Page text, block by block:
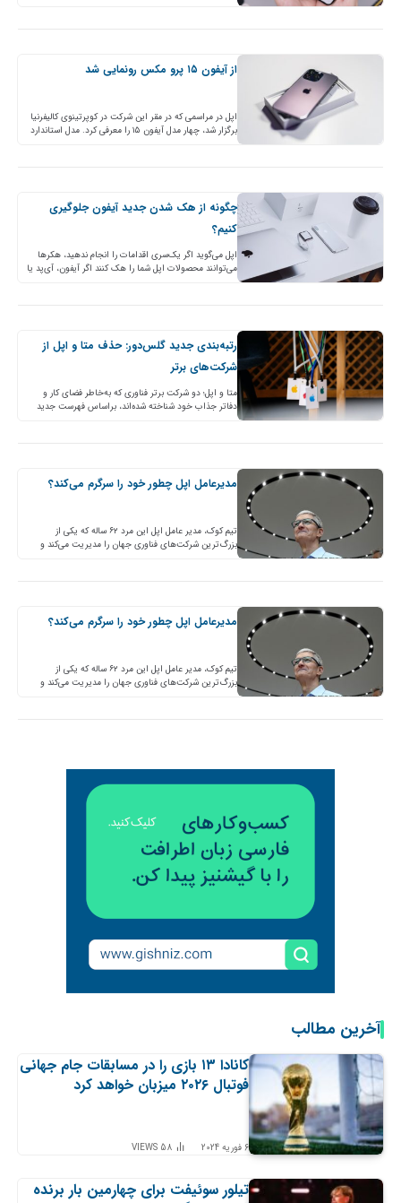
از آیفون ۱۵ پرو مکس رونمایی شد
اپل در مراسمی که در مقر این شرکت در کوپرتینوی کالیفرنیا
برگزار شد، چهار مدل آیفون ۱۵ را معرفی کرد. مدل استاندارد
چگونه از هک شدن جدید آیفون جلوگیری
کنیم؟
اپل می‌گوید اگر یک‌سری اقدامات را انجام ندهید، هکرها
می‌توانند محصولات اپل شما را هک کنند اگر آیفون، آی‌پد یا
رتبه‌بندی جدید گلس‌دور: حذف متا و اپل از
شرکت‌های برتر
متا و اپل؛ دو شرکت برتر فناوری که به‌خاطر فضای کار و
دفاتر جذاب خود شناخته شده‌اند، براساس فهرست جدید
مدیرعامل اپل چطور خود را سرگرم می‌کند؟
تیم کوک، مدیر عامل اپل این مرد ۶۲ ساله که یکی از
بزرگ‌ترین شرکت‌های فناوری جهان را مدیریت می‌کند و
مدیرعامل اپل چطور خود را سرگرم می‌کند؟
تیم کوک، مدیر عامل اپل این مرد ۶۲ ساله که یکی از
بزرگ‌ترین شرکت‌های فناوری جهان را مدیریت می‌کند و
آخرین مطالب
کانادا ۱۳ بازی را در مسابقات جام جهانی
فوتبال ۲۰۲۶ میزبان خواهد کرد
6 فوریه 2024 58
VIEWS
تیلور سوئیفت برای چهارمین بار برنده